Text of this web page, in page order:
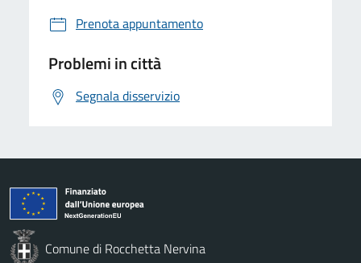
Prenota appuntamento
Problemi in città
Segnala disservizio
Comune di Rocchetta Nervina